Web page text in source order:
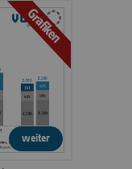
Grafiken
weiter